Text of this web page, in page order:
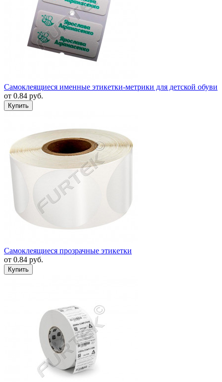
Самоклеящиеся именные этикетки-метрики для детской обуви
от 0.84 руб.
Самоклеящиеся прозрачные этикетки
от 0.84 руб.